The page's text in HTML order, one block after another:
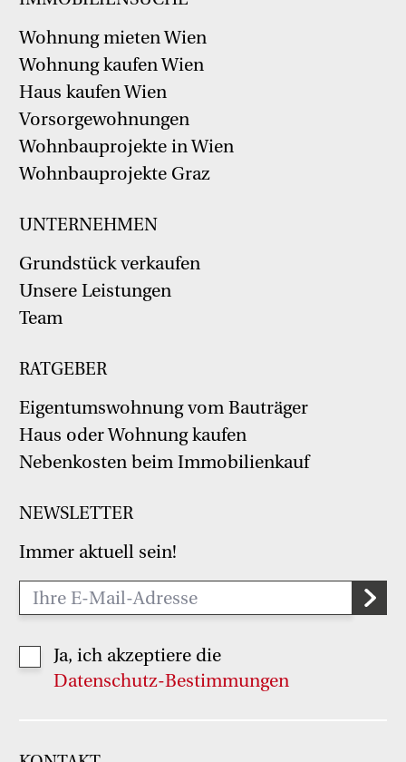
Wohnung mieten Wien
Wohnung kaufen Wien
Haus kaufen Wien
Vorsorgewohnungen
Wohnbauprojekte in Wien
Wohnbauprojekte Graz
UNTERNEHMEN
Grundstück verkaufen
Unsere Leistungen
Team
RATGEBER
Eigentumswohnung vom Bauträger
Haus oder Wohnung kaufen
Nebenkosten beim Immobilienkauf
NEWSLETTER
Immer aktuell sein!
Ja, ich akzeptiere die
Datenschutz-Bestimmungen